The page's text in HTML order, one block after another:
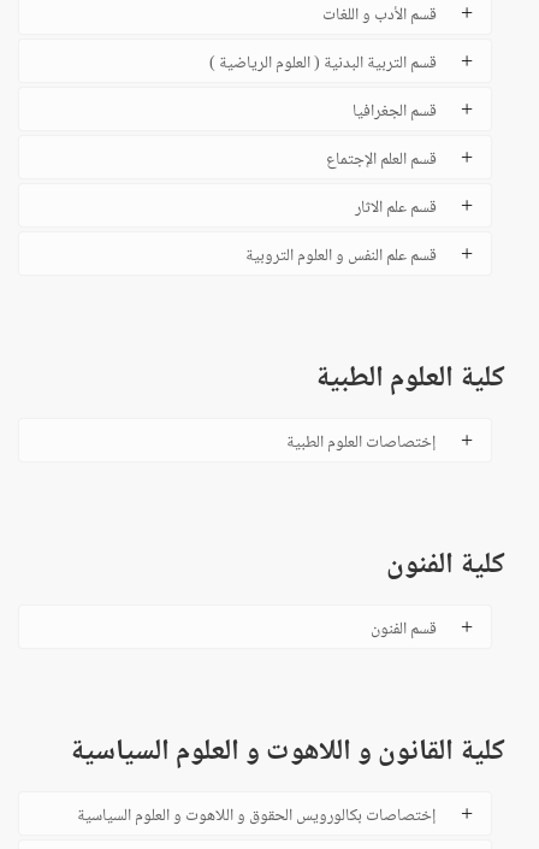
قسم الأدب و اللغات
قسم التربية البدنية ( العلوم الرياضية )
قسم الجغرافيا
قسم العلم الإجتماع
قسم علم الاثار
قسم علم النفس و العلوم التروبية
كلية العلوم الطبية
إختصاصات العلوم الطبية
كلية الفنون
قسم الفنون
كلية القانون و اللاهوت و العلوم السياسية
إختصاصات بكالورويس الحقوق و اللاهوت و العلوم السياسية